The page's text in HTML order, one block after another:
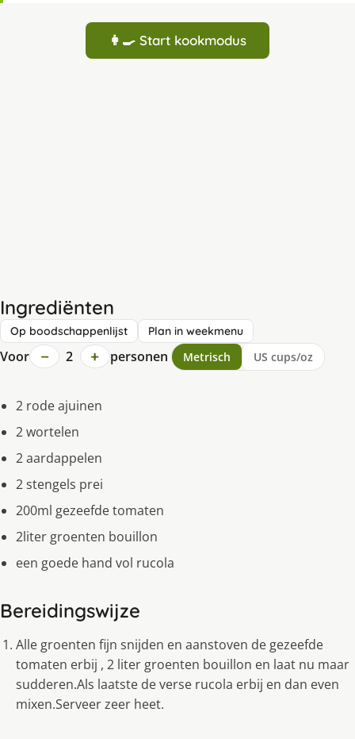
👩‍🍳 Start kookmodus
Ingrediënten
Op boodschappenlijst Plan in weekmenu
Voor − 2 + personen Metrisch US cups/oz
2 rode ajuinen
2 wortelen
2 aardappelen
2 stengels prei
200ml gezeefde tomaten
2liter groenten bouillon
een goede hand vol rucola
Bereidingswijze
Alle groenten fijn snijden en aanstoven de gezeefde
tomaten erbij , 2 liter groenten bouillon en laat nu maar
sudderen.Als laatste de verse rucola erbij en dan even
mixen.Serveer zeer heet.